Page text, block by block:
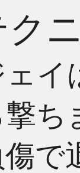
イ
で